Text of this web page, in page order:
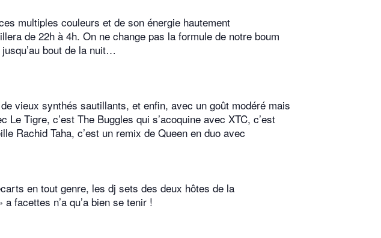
multiples couleurs et de son énergie hautement
de 22h à 4h. On ne change pas la formule de notre boum
bout de la nuit…
vieux synthés sautillants, et enfin, avec un goût modéré mais
Tigre, c’est The Buggles qui s’acoquine avec XTC, c’est
Rachid Taha, c’est un remix de Queen en duo avec
en tout genre, les dj sets des deux hôtes de la
facettes n’a qu’a bien se tenir !